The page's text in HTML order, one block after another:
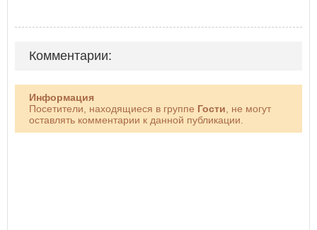
Комментарии:
Информация
Посетители, находящиеся в группе Гости, не могут
оставлять комментарии к данной публикации.